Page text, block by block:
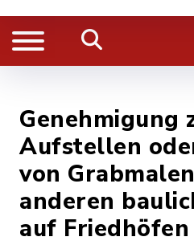
Genehmigung
Aufstellen
von
anderen
auf